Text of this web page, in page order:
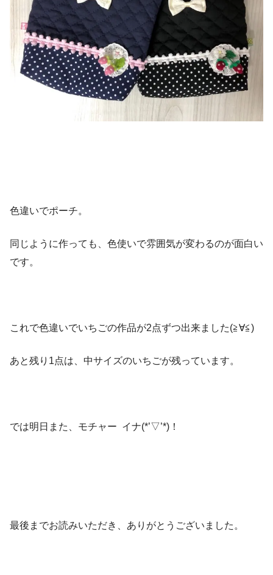
色違いでポーチ。
同じように作っても、色使いで雰囲気が変わるのが面白い
です。
これで色違いでいちごの作品が2点ずつ出来ました(≧∀≦)
あと残り1点は、中サイズのいちごが残っています。
では明日また、モチャー イナ(*’▽’*)！
最後までお読みいただき、ありがとうございました。